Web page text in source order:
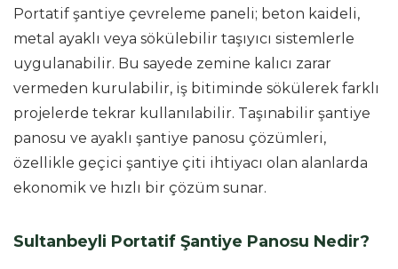
Portatif şantiye çevreleme paneli; beton kaideli,
metal ayaklı veya sökülebilir taşıyıcı sistemlerle
uygulanabilir. Bu sayede zemine kalıcı zarar
vermeden kurulabilir, iş bitiminde sökülerek farklı
projelerde tekrar kullanılabilir. Taşınabilir şantiye
panosu ve ayaklı şantiye panosu çözümleri,
özellikle geçici şantiye çiti ihtiyacı olan alanlarda
ekonomik ve hızlı bir çözüm sunar.
Sultanbeyli Portatif Şantiye Panosu Nedir?